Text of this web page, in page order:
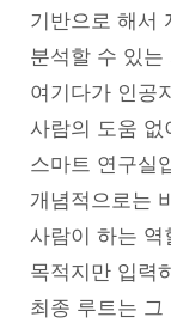
기반으로 해서
분석할 수 있
여기다가 인공
사람의 도움
스마트 연구실
개념적으로는
사람이 하는
목적지만 입력
최종 루트는